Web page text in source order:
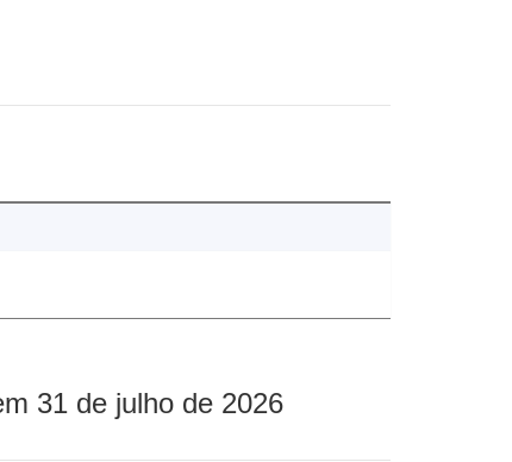
31 de julho de 2026